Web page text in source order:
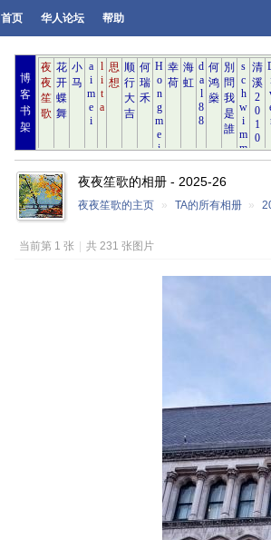
首页 华人论坛 帮助
博
客
书
架
夜夜笙歌的相册 - 2025-26
夜夜笙歌的主页 » TA的所有相册 »
当前第 1 张 共 231 张图片